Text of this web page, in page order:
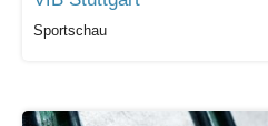
Sportschau